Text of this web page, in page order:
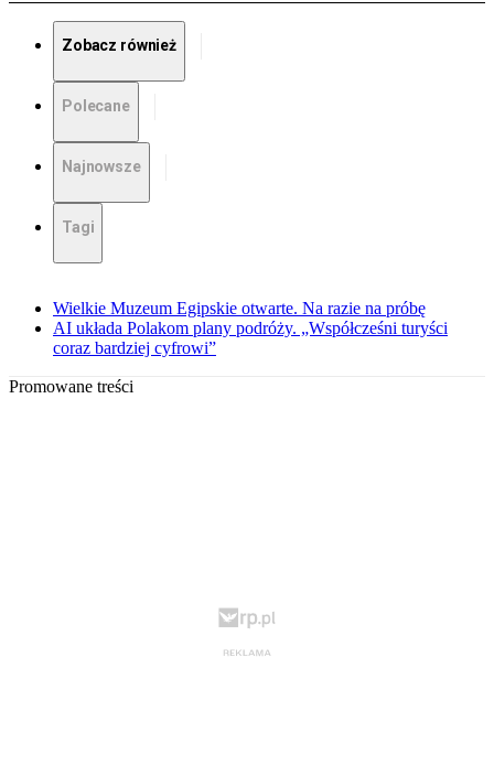
Zobacz również
Polecane
Najnowsze
Tagi
Wielkie Muzeum Egipskie otwarte. Na razie na próbę
AI układa Polakom plany podróży. „Współcześni turyści
coraz bardziej cyfrowi”
Promowane treści